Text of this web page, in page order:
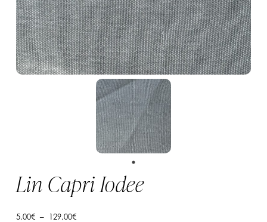
Lin Capri Iodee
5,00€ – 129,00€Plage